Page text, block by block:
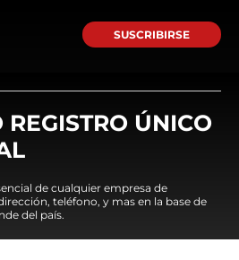
SUSCRIBIRSE
REGISTRO ÚNICO
de cualquier empresa de
teléfono, y mas en la base de
del país.